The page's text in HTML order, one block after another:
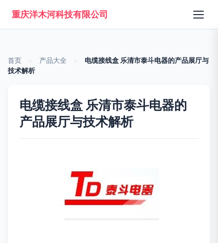
重庆洋木河科技有限公司
首页 产品大全
电缆接线盒 乐清市泰斗电器的产品展厅与
技术解析
电缆接线盒 乐清市泰斗电器的
产品展厅与技术解析